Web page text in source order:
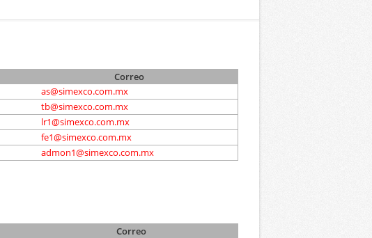
Correo
as@simexco.com.mx
tb@simexco.com.mx
lr1@simexco.com.mx
fe1@simexco.com.mx
admon1@simexco.com.mx
Correo